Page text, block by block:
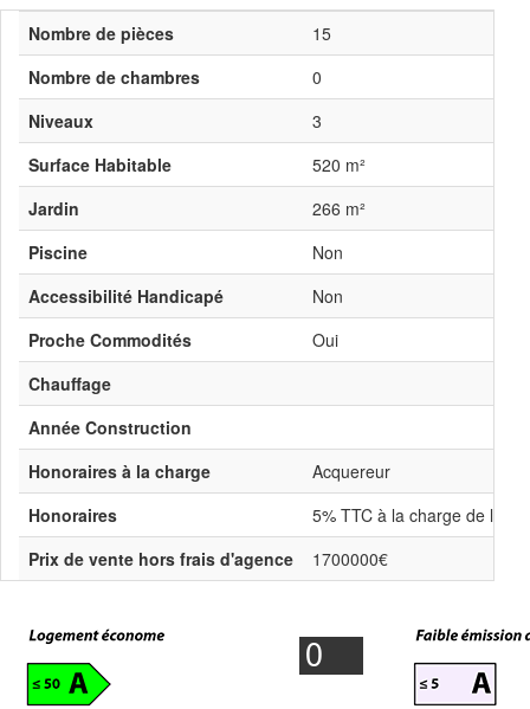
Nombre de pièces
15
Nombre de chambres
0
Niveaux
3
Surface Habitable
520 m²
Jardin
266 m²
Piscine
Non
Accessibilité Handicapé
Non
Proche Commodités
Oui
Chauffage
Année Construction
Honoraires à la charge
Acquereur
Honoraires
5% TTC à la charge de
Prix de vente hors frais d'agence
1700000€